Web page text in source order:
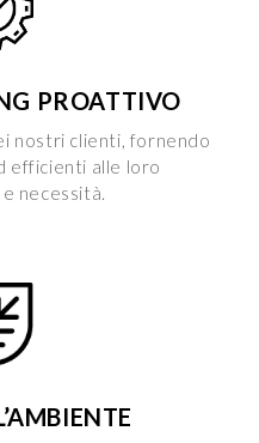
PROATTIVO
nostri clienti, fornendo
efficienti alle loro
necessità.